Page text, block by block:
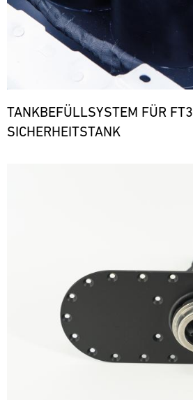
TANKBEFÜLLSYSTEM FÜR FT3
SICHERHEITSTANK